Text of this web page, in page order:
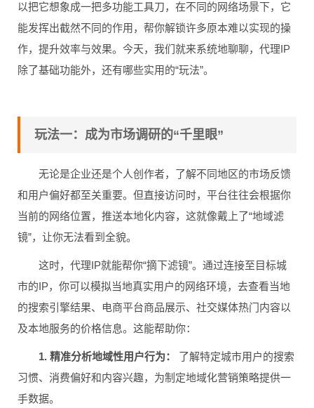
以把它想象成一把多功能工具刀，在不同的网络场景下，它
能发挥出截然不同的作用，帮你解锁许多原本难以实现的操
作，提升效率与效果。今天，我们就来系统地聊聊，代理IP
除了基础功能外，还有哪些实用的“玩法”。
玩法一：成为市场调研的“千里眼”
无论是企业还是个人创作者，了解不同地区的市场反馈
和用户偏好都至关重要。但直接访问时，平台往往会根据你
当前的网络位置，推送本地化内容，这就像戴上了“地域滤
镜”，让你无法看到全貌。
这时，代理IP就能帮你“摘下滤镜”。通过连接至目标城
市的IP，你可以模拟当地真实用户的网络环境，去查看当地
的搜索引擎结果、电商平台商品展示、社交媒体热门内容以
及本地服务的价格信息。这能帮助你：
1. 精准分析地域性用户行为：
了解特定城市用户的搜索
习惯、消费偏好和内容兴趣，为制定地域化营销策略提供一
手数据。